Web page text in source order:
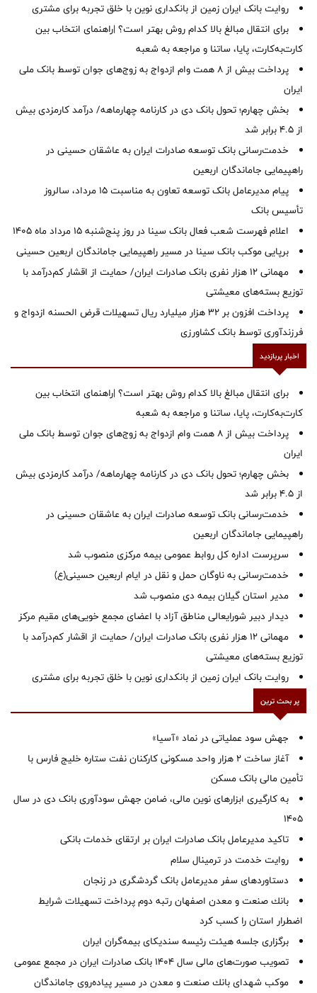
روایت بانک ایران زمین از بانکداری نوین با خلق تجربه برای مشتری
برای انتقال مبالغ بالا کدام روش بهتر است؟ |راهنمای انتخاب بین
کارت‌به‌کارت، پایا، ساتنا و مراجعه به شعبه
پرداخت بیش از ۸ همت وام ازدواج به زوج‌های جوان توسط بانک ملی
ایران
بخش چهارم؛ تحول بانک دی در کارنامه چهارماهه/ درآمد کارمزدی بیش
از ۴.۵ برابر شد
خدمت‌رسانی بانک توسعه صادرات ایران به عاشقان حسینی در
راهپیمایی جاماندگان اربعین
پیام مدیرعامل بانک توسعه تعاون به مناسبت 15 مرداد، سالروز
تأسیس بانک
اعلام فهرست شعب فعال بانک سینا در روز پنج‌شنبه 15 مرداد ماه 1405
برپایی موکب بانک سینا در مسیر راهپیمایی جاماندگان اربعین حسینی
مهمانی ۱۲ هزار نفری بانک صادرات ایران/ حمایت از اقشار کم‌درآمد با
توزیع بسته‌های معیشتی
پرداخت افزون بر 32 هزار میلیارد ریال تسهیلات قرض الحسنه ازدواج و
فرزندآوری توسط بانک کشاورزی
اخبار پربازدید
برای انتقال مبالغ بالا کدام روش بهتر است؟ |راهنمای انتخاب بین
کارت‌به‌کارت، پایا، ساتنا و مراجعه به شعبه
پرداخت بیش از ۸ همت وام ازدواج به زوج‌های جوان توسط بانک ملی
ایران
بخش چهارم؛ تحول بانک دی در کارنامه چهارماهه/ درآمد کارمزدی بیش
از ۴.۵ برابر شد
خدمت‌رسانی بانک توسعه صادرات ایران به عاشقان حسینی در
راهپیمایی جاماندگان اربعین
سرپرست اداره کل روابط عمومی بیمه مرکزی منصوب شد
خدمت‌رسانی به ناوگان حمل و نقل در ایام اربعین حسینی(ع)
‌مدیر استان گیلان بیمه دی منصوب شد
دیدار دبیر شورایعالی مناطق آزاد با اعضای مجمع خویی‌های مقیم مرکز
مهمانی ۱۲ هزار نفری بانک صادرات ایران/ حمایت از اقشار کم‌درآمد با
توزیع بسته‌های معیشتی
روایت بانک ایران زمین از بانکداری نوین با خلق تجربه برای مشتری
پر بحث ترین
جهش سود عملیاتی در نماد «آسیا»
آغاز ساخت ۲ هزار واحد مسکونی کارکنان نفت ستاره خلیج فارس با
تأمین مالی بانک مسکن
به کارگیری ابزارهای نوین مالی، ضامن جهش سودآوری بانک دی در سال
1405
تاکید مدیرعامل بانک صادرات ایران بر ارتقای خدمات بانکی
روایت خدمت در ترمینال سلام
دستاوردهای سفر مدیرعامل بانک گردشگری در زنجان
بانك صنعت و معدن اصفهان رتبه دوم پرداخت تسهیلات شرایط
اضطرار استان را كسب كرد
برگزاری جلسه هیئت رئیسه سندیکای بیمه‌گران ایران
تصویب صورت‌های مالی سال ۱۴۰۴ بانک صادرات ایران در مجمع عمومی
موكب شهدای بانك صنعت و معدن در مسیر پیاده‌روی جاماندگان